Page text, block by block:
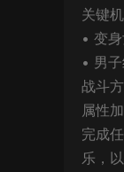
关键
• 变
• 男
战斗
属性
完成
乐，